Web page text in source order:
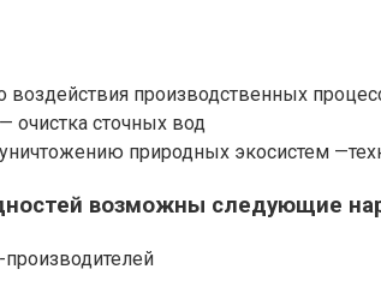
воздействия производственных
очистка сточных вод
природных экосистем
возможны следующие